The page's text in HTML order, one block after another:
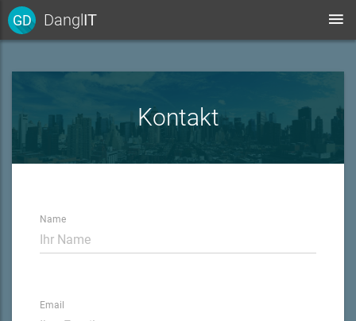
GD DanglIT
Kontakt
Name
Email